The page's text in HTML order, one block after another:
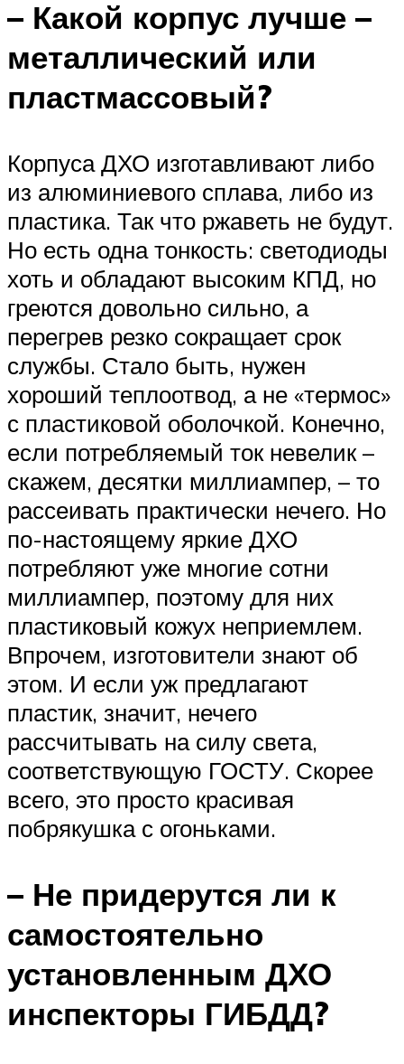
– Какой корпус лучше –
металлический или
пластмассовый?
Корпуса ДХО изготавливают либо
из алюминиевого сплава, либо из
пластика. Так что ржаветь не будут.
Но есть одна тонкость: светодиоды
хоть и обладают высоким КПД, но
греются довольно сильно, а
перегрев резко сокращает срок
службы. Стало быть, нужен
хороший теплоотвод, а не «термос»
с пластиковой оболочкой. Конечно,
если потребляемый ток невелик –
скажем, десятки миллиампер, – то
рассеивать практически нечего. Но
по-настоящему яркие ДХО
потребляют уже многие сотни
миллиампер, поэтому для них
пластиковый кожух неприемлем.
Впрочем, изготовители знают об
этом. И если уж предлагают
пластик, значит, нечего
рассчитывать на силу света,
соответствующую ГОСТУ. Скорее
всего, это просто красивая
побрякушка с огоньками.
– Не придерутся ли к
самостоятельно
установленным ДХО
инспекторы ГИБДД?